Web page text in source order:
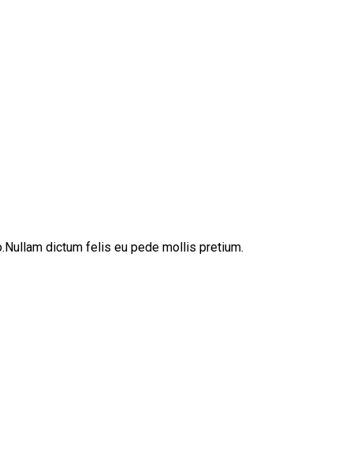
dictum felis eu pede mollis pretium.